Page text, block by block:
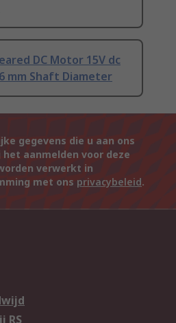
DC Motor 15V dc
mm Shaft Diameter
gegevens die u aan ons
aanmelden voor deze
verwerkt in
met ons privacybeleid.
RS